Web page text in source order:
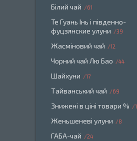
Білий чай 61
Те Гуань Інь і південно-
фуцзянские улуни
39
Жасміновий чай 12
Чорний чай Лю Бао 44
Шайхуни 17
Тайванський чай 69
Знижені в ціні товари %
Женьшеневі улуни 8
ГАБА-чай 24